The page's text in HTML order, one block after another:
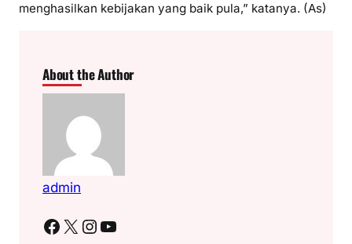
menghasilkan kebijakan yang baik pula,” katanya. (As)
About the Author
admin
Facebook X Instagram YouTube